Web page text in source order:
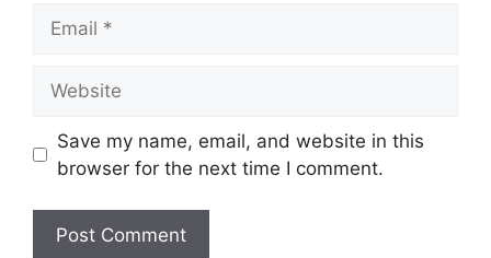
Save my name, email, and website in this
browser for the next time I comment.